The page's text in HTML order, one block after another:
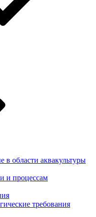
в области аквакультуры
и процессам
требования